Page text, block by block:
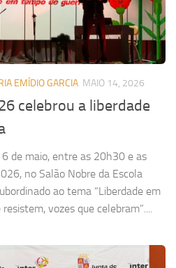
EMÍDIO GARCIA MAIO 14, 2026
celebrou a liberdade
6 de maio, entre as 20h30 e as
no Salão Nobre da Escola
ao tema “Liberdade em
vozes que celebram”....